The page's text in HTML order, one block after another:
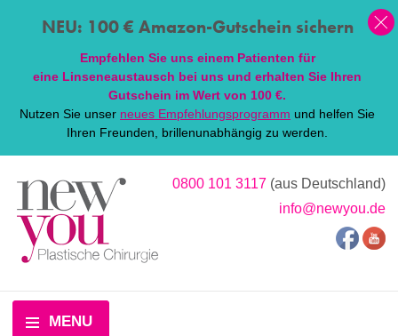
NEU: 100 € Amazon-Gutschein sichern
Empfehlen Sie uns einem Patienten für
eine Linseneaustausch bei uns und erhalten Sie Ihren
Gutschein im Wert von 100 €.
Nutzen Sie unser neues Empfehlungsprogramm und helfen Sie
Ihren Freunden, brillenunabhängig zu werden.
0800 101 3117 (aus Deutschland)
info@newyou.de
MENU